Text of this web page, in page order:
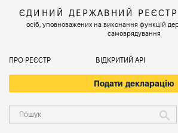
ЄДИНИЙ ДЕРЖАВНИЙ РЕЄСТР
осіб, уповноважених на виконання функцій
самоврядування
ПРО РЕЄСТР ВІДКРИТИЙ АРІ
Подати декларацію